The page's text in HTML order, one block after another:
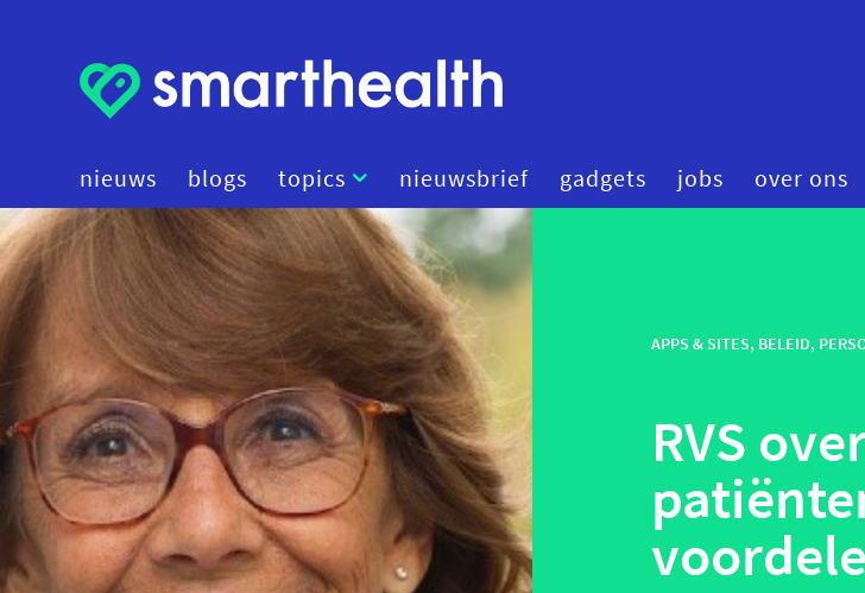
nieuws blogs topics
artificial intelligence
beleid
cybersecurity
data
diagnostiek
digital therapeutics
financiering
mental health
onderzoek
nieuwsbrief gadgets jobs over ons
APPS & SITES, BELEID,
RVS